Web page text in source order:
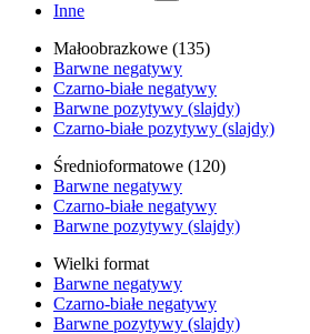
Inne
Małoobrazkowe (135)
Barwne negatywy
Czarno-białe negatywy
Barwne pozytywy (slajdy)
Czarno-białe pozytywy (slajdy)
Średnioformatowe (120)
Barwne negatywy
Czarno-białe negatywy
Barwne pozytywy (slajdy)
Wielki format
Barwne negatywy
Czarno-białe negatywy
Barwne pozytywy (slajdy)